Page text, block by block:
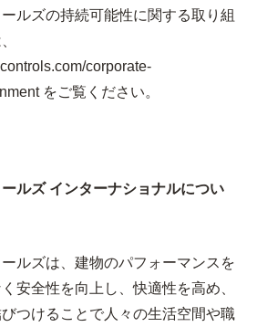
ルズの持続可能性に関する取り組
corporate-
をご覧ください。
ルズ インターナショナルについ
ルズは、建物のパフォーマンスを
安全性を向上し、快適性を高め、
つけることで人々の生活空間や職